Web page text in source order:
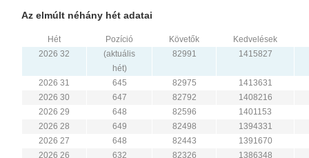
Az elmúlt néhány hét adatai
Hét Pozíció Követők
Kedvelések
2026 32
(aktuális
hét)
82991 1415827
2026 31 645 82975
1413631
2026 30
647 82792
1408216
2026 29
648 82596
1401153
2026 28
649 82498
1394331
2026 27
648 82443
1391670
2026 26
632 82326
1386348